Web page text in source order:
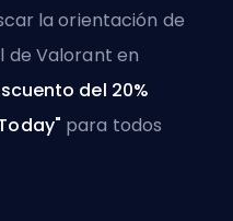
la orientación de
de Valorant en
del 20%
para todos